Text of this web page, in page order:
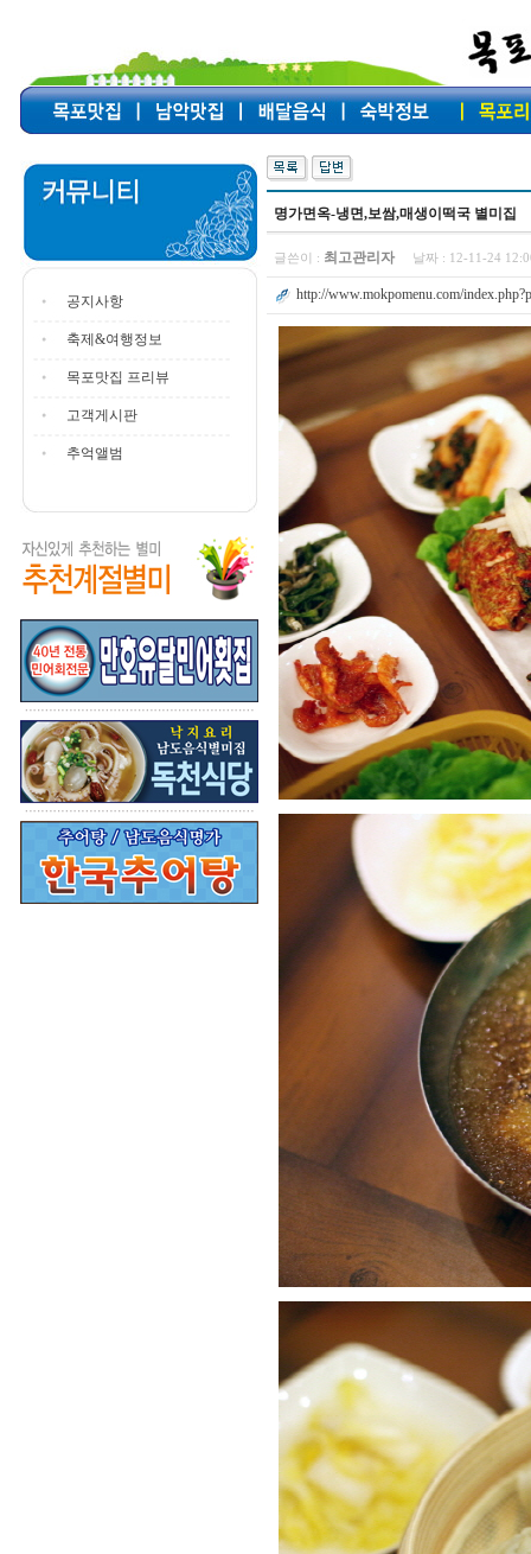
공지사항
축제&여행정보
목포맛집 프리뷰
고객게시판
추억앨범
명가면옥-냉면,보쌈,매생이떡국 별미집
글쓴이 : 최고관리자 날짜 : 12-11-24
http://www.mokpomenu.com/